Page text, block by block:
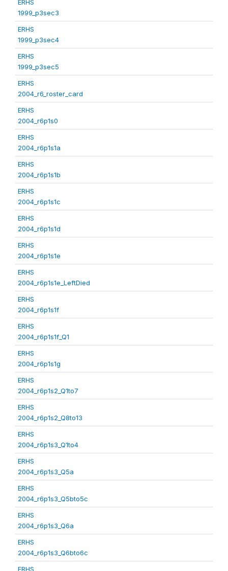
ERHS
1999_p3sec3
ERHS
1999_p3sec4
ERHS
1999_p3sec5
ERHS
2004_r6_roster_card
ERHS
2004_r6p1s0
ERHS
2004_r6p1s1a
ERHS
2004_r6p1s1b
ERHS
2004_r6p1s1c
ERHS
2004_r6p1s1d
ERHS
2004_r6p1s1e
ERHS
2004_r6p1s1e_LeftDied
ERHS
2004_r6p1s1f
ERHS
2004_r6p1s1f_Q1
ERHS
2004_r6p1s1g
ERHS
2004_r6p1s2_Q1to7
ERHS
2004_r6p1s2_Q8to13
ERHS
2004_r6p1s3_Q1to4
ERHS
2004_r6p1s3_Q5a
ERHS
2004_r6p1s3_Q5bto5c
ERHS
2004_r6p1s3_Q6a
ERHS
2004_r6p1s3_Q6bto6c
ERHS